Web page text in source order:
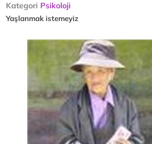
Kategori Psikoloji
Yaşlanmak istemeyiz